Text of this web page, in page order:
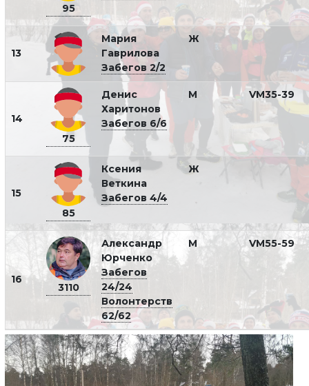
95
13
Мария
Гаврилова
Забегов 2/2
Ж
14
75
Денис
Харитонов
Забегов 6/6
М VM35-39
15
85
Ксения
Веткина
Забегов 4/4
Ж
16
3110
Александр
Юрченко
Забегов
24/24
Волонтерств
62/62
М VM55-59